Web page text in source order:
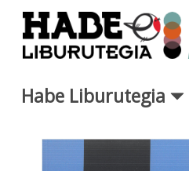
Skip to Main Content
Habe Liburutegia
New Books